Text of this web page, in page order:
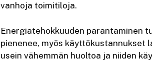
vanhoja toimitiloja.
Energiatehokkuuden parantaminen
pienenee, myös
usein vähemmän huoltoa ja niiden